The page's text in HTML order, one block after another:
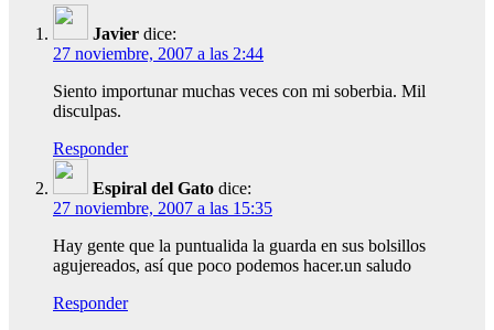
Javier dice:
27 noviembre, 2007 a las 2:44
Siento importunar muchas veces con mi soberbia. Mil
disculpas.
Responder
Espiral del Gato dice:
27 noviembre, 2007 a las 15:35
Hay gente que la puntualida la guarda en sus bolsillos
agujereados, así que poco podemos hacer.un saludo
Responder